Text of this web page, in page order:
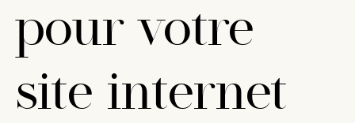
pour votre
site internet